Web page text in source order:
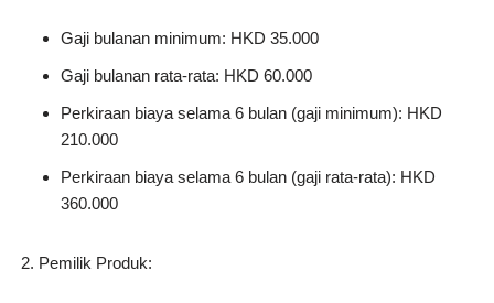
Gaji bulanan minimum: HKD 35.000
Gaji bulanan rata-rata: HKD 60.000
Perkiraan biaya selama 6 bulan (gaji minimum): HKD
210.000
Perkiraan biaya selama 6 bulan (gaji rata-rata): HKD
360.000
Pemilik Produk: